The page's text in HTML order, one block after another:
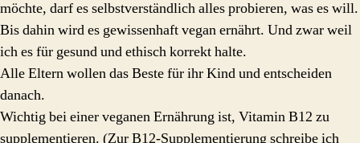
möchte, darf es selbstverständlich alles probieren, was es will.
Bis dahin wird es gewissenhaft vegan ernährt. Und zwar weil
ich es für gesund und ethisch korrekt halte.
Alle Eltern wollen das Beste für ihr Kind und entscheiden
danach.
Wichtig bei einer veganen Ernährung ist, Vitamin B12 zu
supplementieren. (Zur B12-Supplementierung schreibe ich